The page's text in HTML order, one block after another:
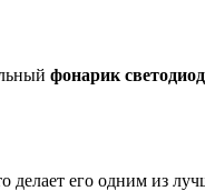
фонарик
делает его одним из